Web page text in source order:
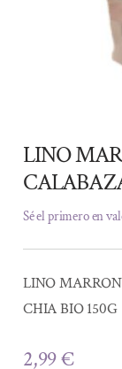
LINO
Sé el primero en
LINO
CHIA BIO 150G
2,99€